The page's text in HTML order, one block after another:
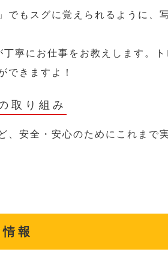
でもスグに覚えられるように、
寧にお仕事をお教えします。
できますよ！
取り組み
安全・安心のためにこれまで
報